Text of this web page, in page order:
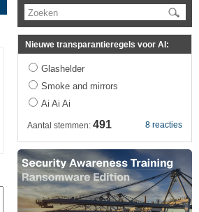
Zoeken
Nieuwe transparantieregels voor AI:
Glashelder
Smoke and mirrors
Ai Ai Ai
8 reacties
Aantal stemmen: 491